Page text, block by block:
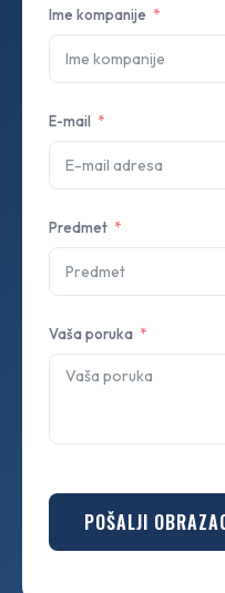
Ime kompanije
E-mail
Predmet
Vaša poruka
POŠALJI